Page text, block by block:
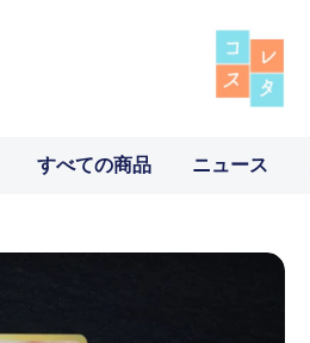
すべての商品 ニュース